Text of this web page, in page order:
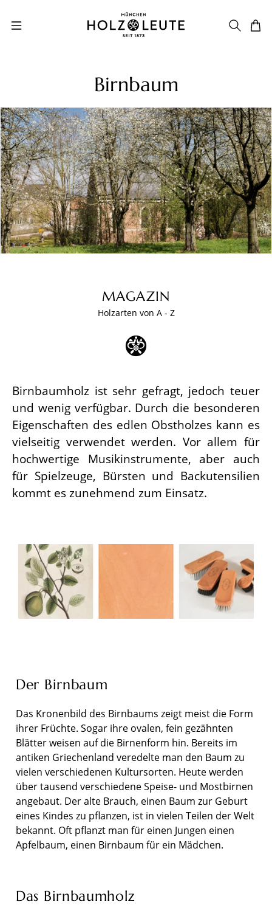
Zum Hauptinhalt springen
Birnbaum
MAGAZIN
Holzarten von A - Z
Birnbaumholz ist sehr gefragt, jedoch teuer
und wenig verfügbar. Durch die besonderen
Eigenschaften des edlen Obstholzes kann es
vielseitig verwendet werden. Vor allem für
hochwertige Musikinstrumente, aber auch
für Spielzeuge, Bürsten und Backutensilien
kommt es zunehmend zum Einsatz.
Der Birnbaum
Das Kronenbild des Birnbaums zeigt meist die Form
ihrer Früchte. Sogar ihre ovalen, fein gezähnten
Blätter weisen auf die Birnenform hin. Bereits im
antiken Griechenland veredelte man den Baum zu
vielen verschiedenen Kultursorten. Heute werden
über tausend verschiedene Speise- und Mostbirnen
angebaut. Der alte Brauch, einen Baum zur Geburt
eines Kindes zu pflanzen, ist in vielen Teilen der Welt
bekannt. Oft pflanzt man für einen Jungen einen
Apfelbaum, einen Birnbaum für ein Mädchen.
Das Birnbaumholz